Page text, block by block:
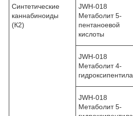
Синтетические
каннабиноиды
(К2)
JWH-018
Метаболит 5-
пентаноевой
кислоты
JWH-018
Метаболит 4-
гидроксипентила
JWH-018
Метаболит 5-